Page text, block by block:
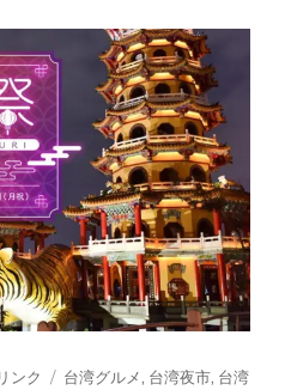
ンク
タ
台湾グルメ, 台湾夜市, 台湾